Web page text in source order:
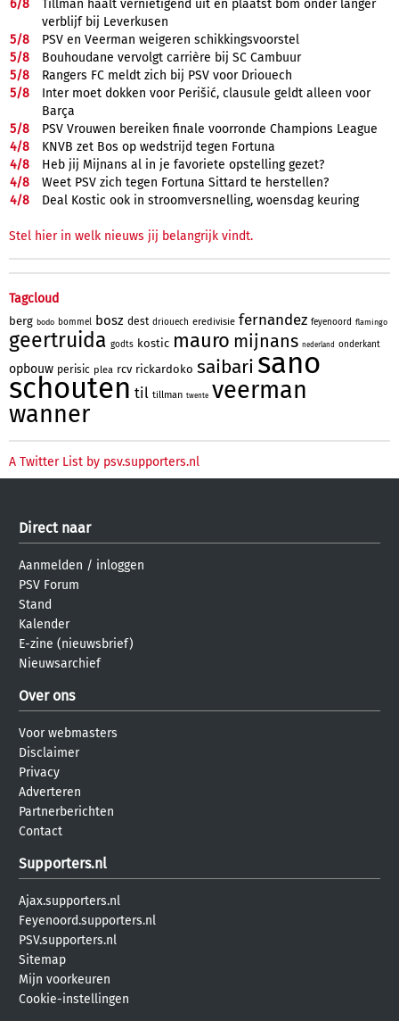
6/8
Tillman haalt vernietigend uit en plaatst bom onder langer
verblijf bij Leverkusen
5/8
PSV en Veerman weigeren schikkingsvoorstel
5/8
Bouhoudane vervolgt carrière bij SC Cambuur
5/8
Rangers FC meldt zich bij PSV voor Driouech
5/8
Inter moet dokken voor Perišić, clausule geldt alleen voor
Barça
5/8
PSV Vrouwen bereiken finale voorronde Champions League
4/8
KNVB zet Bos op wedstrijd tegen Fortuna
4/8
Heb jij Mijnans al in je favoriete opstelling gezet?
4/8
Weet PSV zich tegen Fortuna Sittard te herstellen?
4/8 Deal Kostic ook in stroomversnelling, woensdag keuring
Stel hier in welk nieuws jij belangrijk vindt.
Tagcloud
berg bodo bommel bosz dest driouech eredivisie fernandez feyenoord flamingo
geertruida godts kostic mauro mijnans nederland onderkant
opbouw perisic plea rcv rickardoko saibari sano
schouten til tillman twente veerman
wanner
A Twitter List by psv.supporters.nl
Direct naar
Aanmelden / inloggen
PSV Forum
Stand
Kalender
E-zine (nieuwsbrief)
Nieuwsarchief
Over ons
Voor webmasters
Disclaimer
Privacy
Adverteren
Partnerberichten
Contact
Supporters.nl
Ajax.supporters.nl
Feyenoord.supporters.nl
PSV.supporters.nl
Sitemap
Mijn voorkeuren
Cookie-instellingen